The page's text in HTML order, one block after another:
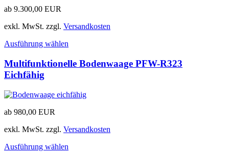
ab 9.300,00 EUR
exkl. MwSt. zzgl. Versandkosten
Ausführung wählen
Multifunktionelle Bodenwaage PFW-R323
Eichfähig
ab 980,00 EUR
exkl. MwSt. zzgl. Versandkosten
Ausführung wählen